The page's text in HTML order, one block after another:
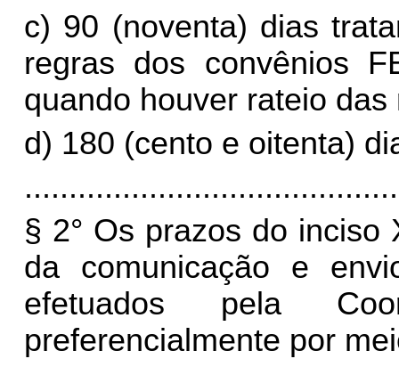
c) 90 (noventa) dias
regras dos convênios
quando houver rateio
d) 180 (cento e oitenta)
§ 2° Os prazos do
da comunicação e
efetuados pela
preferencialmente por